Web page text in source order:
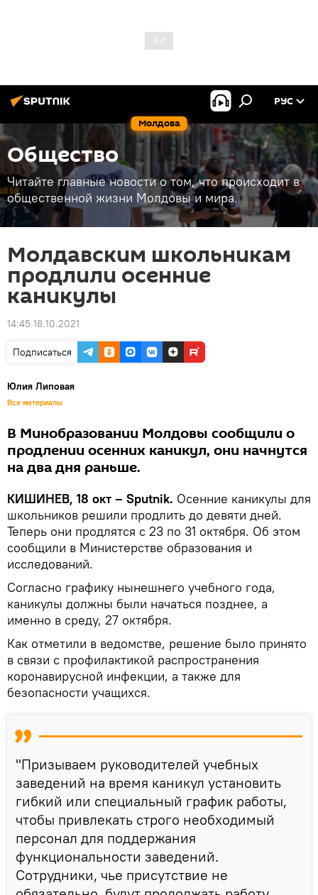
Молдова
РУС
Общество
Читайте главные новости о том, что происходит в
общественной жизни Молдовы и мира.
Молдавским школьникам
продлили осенние
каникулы
14:45 18.10.2021
Подписаться
Юлия Липовая
Все материалы
В Минобразовании Молдовы сообщили о
продлении осенних каникул, они начнутся
на два дня раньше.
КИШИНЕВ, 18 окт – Sputnik. Осенние каникулы для
школьников решили продлить до девяти дней.
Теперь они продлятся с 23 по 31 октября. Об этом
сообщили в Министерстве образования и
исследований.
Согласно графику нынешнего учебного года,
каникулы должны были начаться позднее, а
именно в среду, 27 октября.
Как отметили в ведомстве, решение было принято
в связи с профилактикой распространения
коронавирусной инфекции, а также для
безопасности учащихся.
"Призываем руководителей учебных
заведений на время каникул установить
гибкий или специальный график работы,
чтобы привлекать строго необходимый
персонал для поддержания
функциональности заведений.
Сотрудники, чье присутствие не